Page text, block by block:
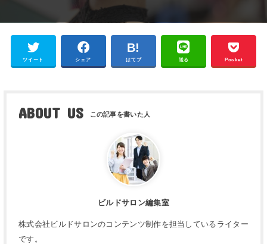
ツイート シェア はてブ 送る Pocket
ABOUT US
ビルドサロン編集室
株式会社ビルドサロンのコンテンツ制作を担当しているライター
です。